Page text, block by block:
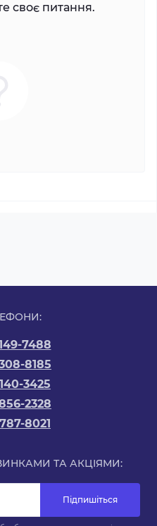
своє питання.
7488
8185
3425
2328
8021
ТА АКЦІЯМИ:
Підпишіться